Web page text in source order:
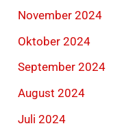
November 2024
Oktober 2024
September 2024
August 2024
Juli 2024